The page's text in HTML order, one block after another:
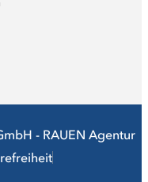
- RAUEN Agentur